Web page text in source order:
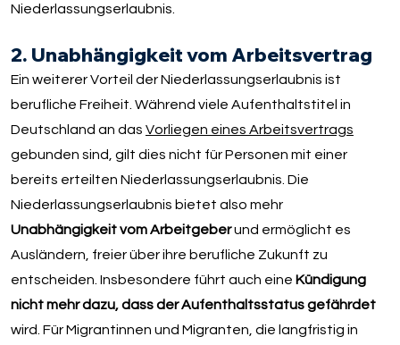
Niederlassungserlaubnis.
2. Unabhängigkeit vom Arbeitsvertrag
Ein weiterer Vorteil der Niederlassungserlaubnis ist
berufliche Freiheit. Während viele Aufenthaltstitel in
Deutschland an das Vorliegen eines Arbeitsvertrags
gebunden sind, gilt dies nicht für Personen mit einer
bereits erteilten Niederlassungserlaubnis. Die
Niederlassungserlaubnis bietet also mehr
Unabhängigkeit vom Arbeitgeberund ermöglicht es
Ausländern, freier über ihre berufliche Zukunft zu
entscheiden. Insbesondere führt auch eine Kündigung
nicht mehr dazu, dass der Aufenthaltsstatus gefährdet
wird. Für Migrantinnen und Migranten, die langfristig in